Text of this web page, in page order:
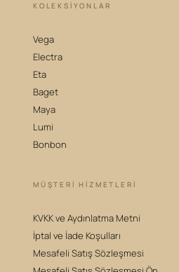
KOLEKSIYONLAR
Vega
Electra
Eta
Baget
Maya
Lumi
Bonbon
MÜŞTERİ HİZMETLERİ
KVKK ve Aydınlatma Metni
İptal ve İade Koşulları
Mesafeli Satış Sözleşmesi